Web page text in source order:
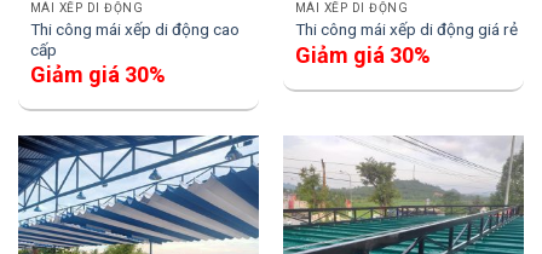
MÁI XẾP DI ĐỘNG
Thi công mái xếp di động cao
cấp
Giảm giá 30%
MÁI XẾP DI ĐỘNG
Thi công mái xếp di động giá rẻ
Giảm giá 30%